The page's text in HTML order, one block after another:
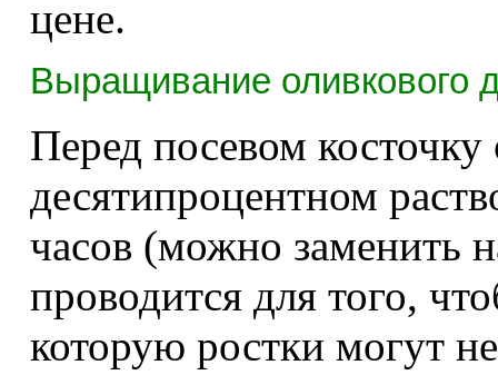
цене.
Выращивание оливкового
Перед посевом
десятипроцентном
часов (можно заменить
проводится для того,
которую ростки могут